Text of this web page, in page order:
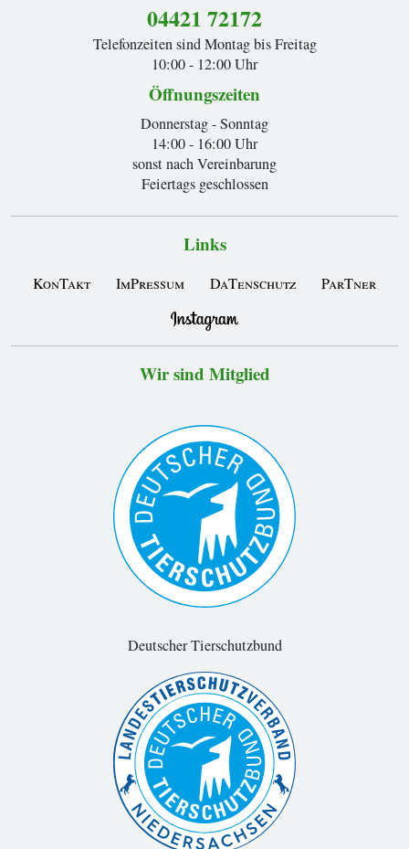
04421 72172
Telefonzeiten sind Montag bis Freitag
10:00 - 12:00 Uhr
Öffnungszeiten
Donnerstag - Sonntag
14:00 - 16:00 Uhr
sonst nach Vereinbarung
Feiertags geschlossen
Links
KonTakt ImPressum DaTenschutz ParTner
Wir sind Mitglied
Deutscher Tierschutzbund